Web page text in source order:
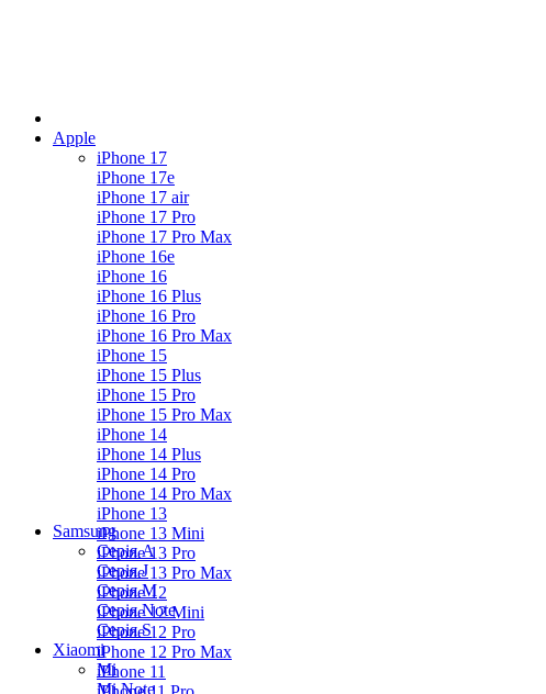
Apple
iPhone 17
iPhone 17e
iPhone 17 air
iPhone 17 Pro
iPhone 17 Pro Max
iPhone 16e
iPhone 16
iPhone 16 Plus
iPhone 16 Pro
iPhone 16 Pro Max
iPhone 15
iPhone 15 Plus
iPhone 15 Pro
iPhone 15 Pro Max
iPhone 14
iPhone 14 Plus
iPhone 14 Pro
iPhone 14 Pro Max
iPhone 13
iPhone 13 Mini
iPhone 13 Pro
iPhone 13 Pro Max
iPhone 12
iPhone 12 Mini
iPhone 12 Pro
iPhone 12 Pro Max
iPhone 11
Samsung
Серія А
Серiя J
Серiя M
Серія Note
Серія S
Xiaomi
Mi
Mi Note